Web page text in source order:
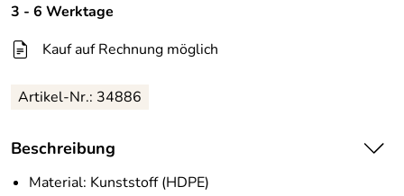
3 - 6 Werktage
Kauf auf Rechnung möglich
Artikel-Nr.: 34886
Beschreibung
Material: Kunststoff (HDPE)